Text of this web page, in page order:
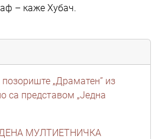
– каже Хубач.
„Драматен” из
са представом „Једна
МУЛТИЕТНИЧКА